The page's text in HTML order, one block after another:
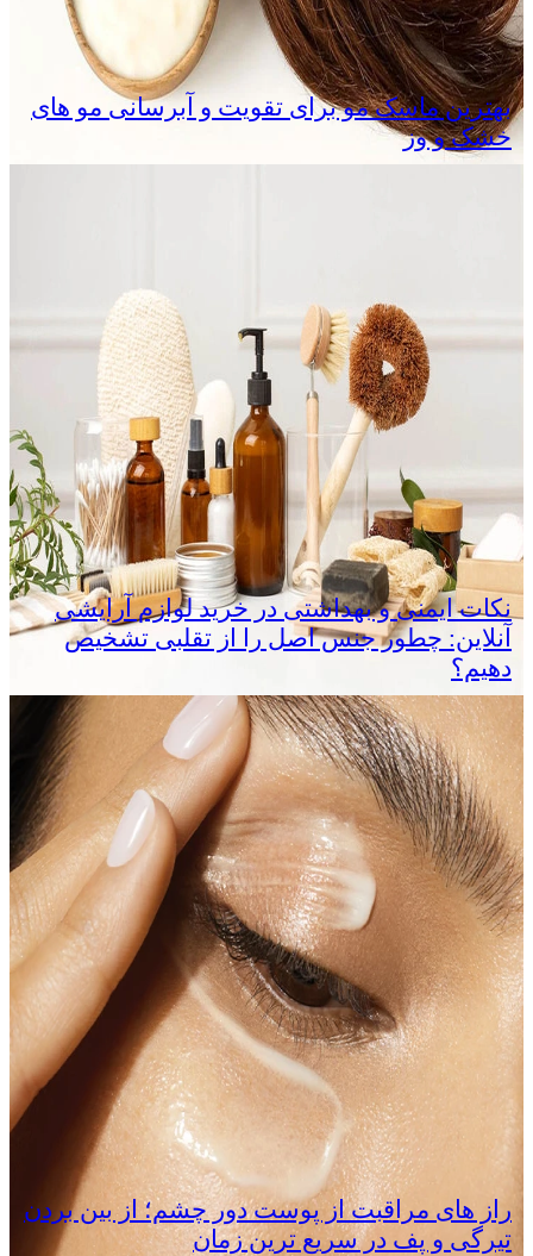
بهترین ماسک مو برای تقویت و آبرسانی مو های
خشک و وز
نکات ایمنی و بهداشتی در خرید لوازم آرایشی
آنلاین: چطور جنس اصل را از تقلبی تشخیص
دهیم؟
راز های مراقبت از پوست دور چشم؛ از بین بردن
تیرگی و پف در سریع‌ ترین زمان